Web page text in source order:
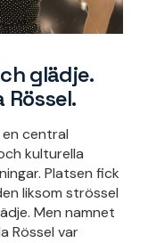
glädje.
central
kulturella
Platsen fick
liksom strössel
Men namnet
Rössel var